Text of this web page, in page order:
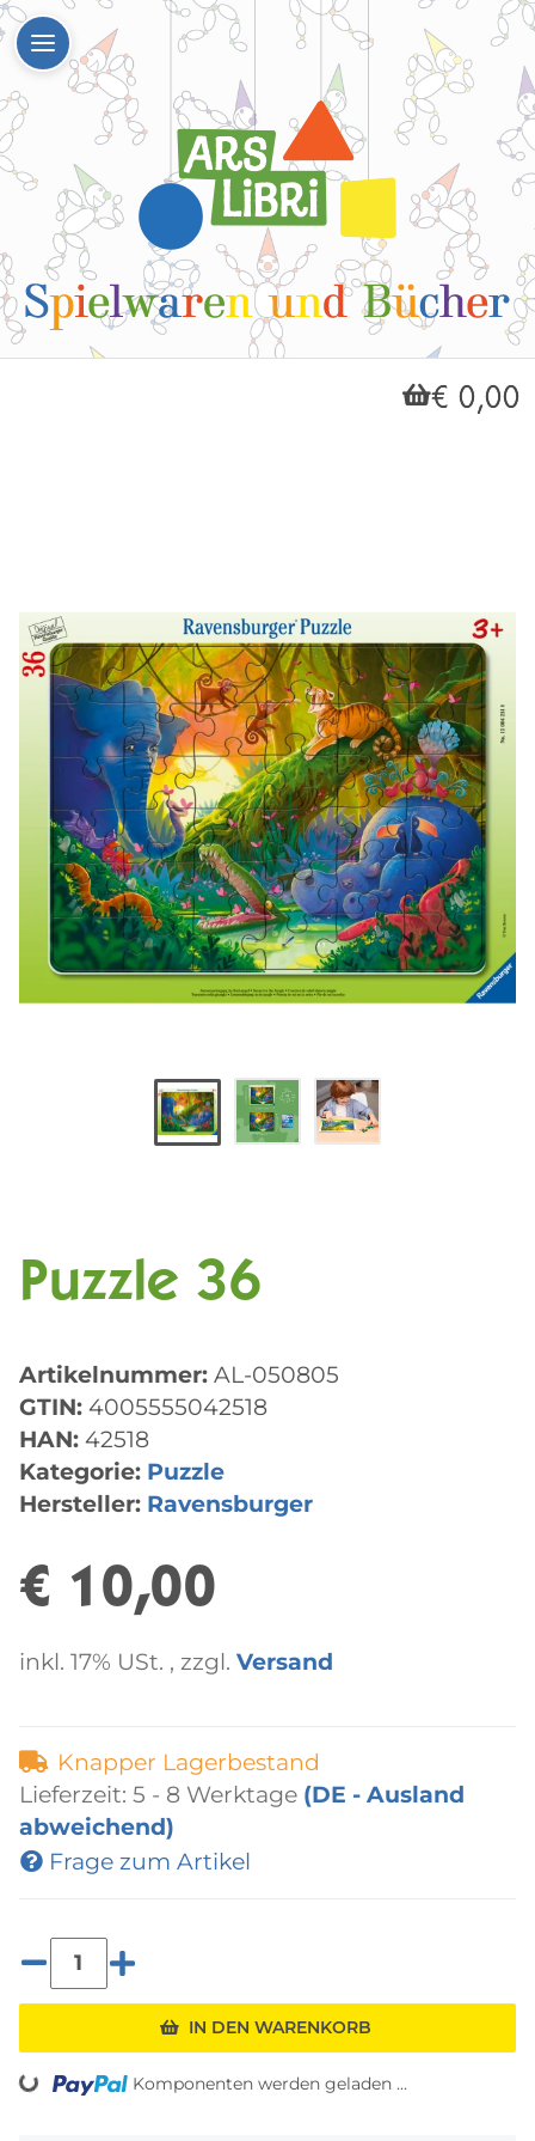
€ 0,00
Puzzle 36
Artikelnummer: AL-050805
GTIN: 4005555042518
HAN: 42518
Kategorie: Puzzle
Hersteller: Ravensburger
€ 10,00
inkl. 17% USt. , zzgl. Versand
Knapper Lagerbestand
Lieferzeit: 5 - 8 Werktage (DE - Ausland
abweichend)
Frage zum Artikel
IN DEN WARENKORB
Komponenten werden geladen ...